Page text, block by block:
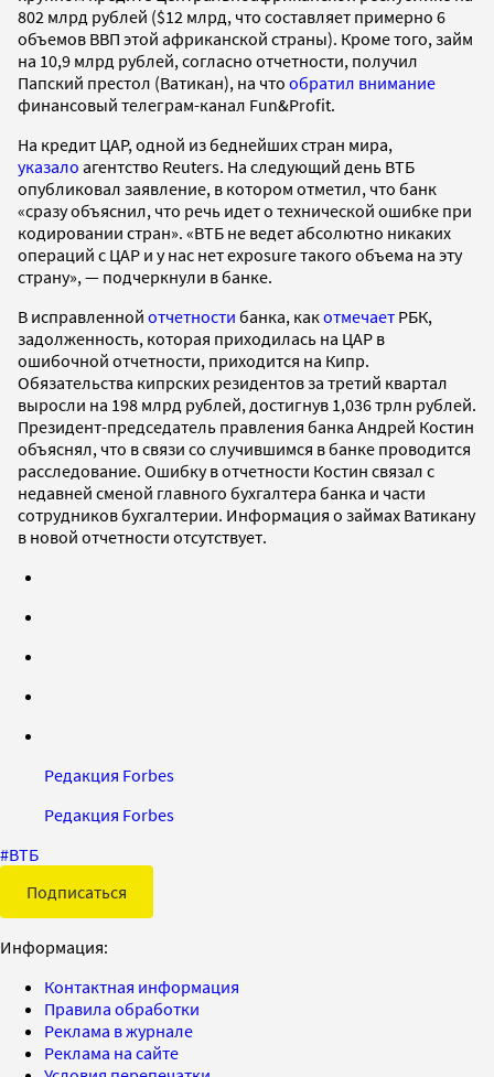
802 млрд рублей ($12 млрд, что составляет примерно 6
объемов ВВП этой африканской страны). Кроме того, займ
на 10,9 млрд рублей, согласно отчетности, получил
Папский престол (Ватикан), на что обратил внимание
финансовый телеграм-канал Fun&Profit.
На кредит ЦАР, одной из беднейших стран мира,
указало агентство Reuters. На следующий день ВТБ
опубликовал заявление, в котором отметил, что банк
«сразу объяснил, что речь идет о технической ошибке при
кодировании стран». «ВТБ не ведет абсолютно никаких
операций с ЦАР и у нас нет exposure такого объема на эту
страну», — подчеркнули в банке.
В исправленной отчетности банка, какотмечает РБК,
задолженность, которая приходилась на ЦАР в
ошибочной отчетности, приходится на Кипр.
Обязательства кипрских резидентов за третий квартал
выросли на 198 млрд рублей, достигнув 1,036 трлн рублей.
Президент-председатель правления банка Андрей Костин
объяснял, что в связи со случившимся в банке проводится
расследование. Ошибку в отчетности Костин связал с
недавней сменой главного бухгалтера банка и части
сотрудников бухгалтерии. Информация о займах Ватикану
в новой отчетности отсутствует.
Редакция Forbes
Редакция Forbes
#ВТБ
Подписаться
Информация:
Контактная информация
Правила обработки
Реклама в журнале
Реклама на сайте